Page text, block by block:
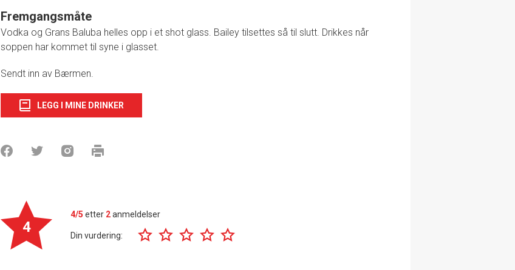
Fremgangsmåte
Vodka og Grans Baluba helles opp i et shot glass. Bailey tilsettes så til slutt. Drikkes når
soppen har kommet til syne i glasset.
Sendt inn av Bærmen.
LEGG I MINE DRINKER
4
4/5 etter 2anmeldelser
Din vurdering: